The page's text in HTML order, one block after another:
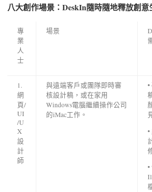
八大創作場景： DeskIn隨時隨地釋放創意
專
業
人
士
場景
1.
網
頁/
UI
/U
X
設
計
師
與遠端客戶或團隊即時審
核設計稿，或在家用
Windows電腦繼續操作公司
的iMac工作。